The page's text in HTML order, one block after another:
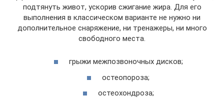
подтянуть живот, ускорив сжигание жира. Для его
выполнения в классическом варианте не нужно ни
дополнительное снаряжение, ни тренажеры, ни много
свободного места.
грыжи межпозвоночных дисков;
остеопороза;
остеохондроза;